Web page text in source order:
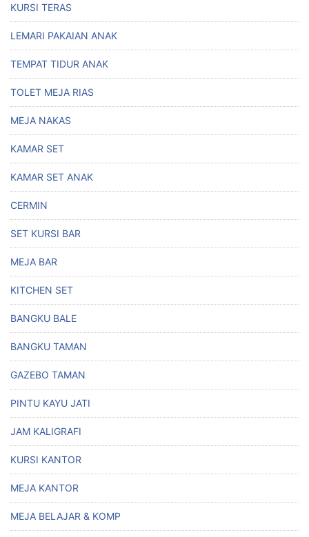
KURSI TERAS
LEMARI PAKAIAN ANAK
TEMPAT TIDUR ANAK
TOLET MEJA RIAS
MEJA NAKAS
KAMAR SET
KAMAR SET ANAK
CERMIN
SET KURSI BAR
MEJA BAR
KITCHEN SET
BANGKU BALE
BANGKU TAMAN
GAZEBO TAMAN
PINTU KAYU JATI
JAM KALIGRAFI
KURSI KANTOR
MEJA KANTOR
MEJA BELAJAR & KOMP